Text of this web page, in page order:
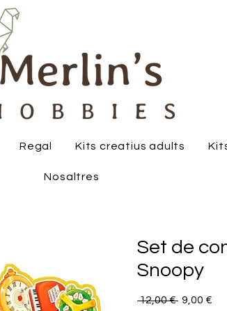
Regal Kits creatius adults
Nosaltres
Set de
Snoopy
12,00 € Preu
9,00 €